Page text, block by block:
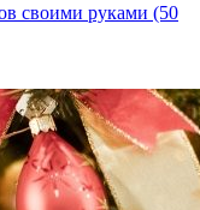
своими руками (50